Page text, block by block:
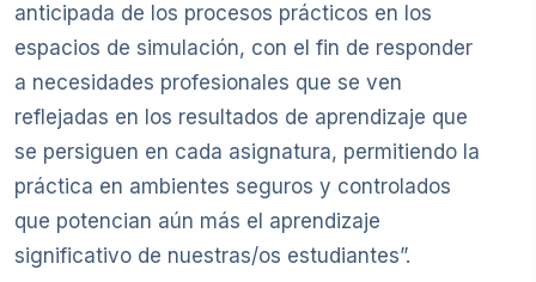
anticipada de los procesos prácticos en los
espacios de simulación, con el fin de responder
a necesidades profesionales que se ven
reflejadas en los resultados de aprendizaje que
se persiguen en cada asignatura, permitiendo la
práctica en ambientes seguros y controlados
que potencian aún más el aprendizaje
significativo de nuestras/os estudiantes”.